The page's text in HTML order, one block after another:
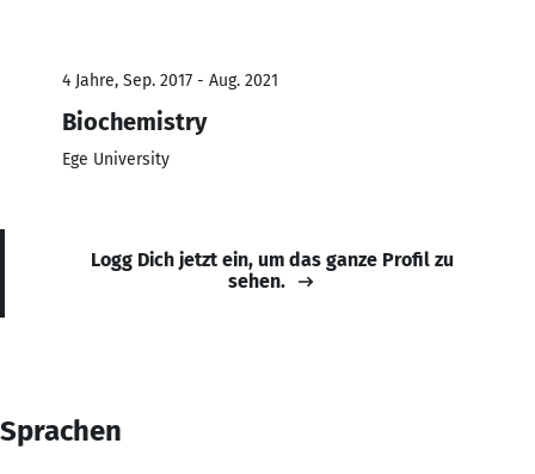
4 Jahre, Sep. 2017 - Aug. 2021
Biochemistry
Ege University
Logg Dich jetzt ein, um das ganze Profil zu
sehen.
Sprachen